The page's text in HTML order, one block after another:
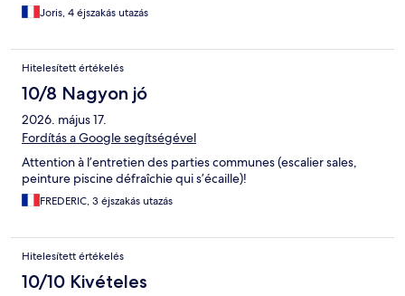
Joris, 4 éjszakás utazás
Hitelesített értékelés
10/8 Nagyon jó
2026. május 17.
Fordítás a Google segítségével
Attention à l’entretien des parties communes (escalier sales,
peinture piscine défraîchie qui s’écaille)!
FREDERIC, 3 éjszakás utazás
Hitelesített értékelés
10/10 Kivételes